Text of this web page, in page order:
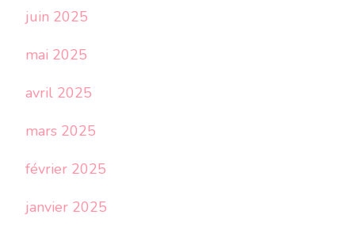
juin 2025
mai 2025
avril 2025
mars 2025
février 2025
janvier 2025